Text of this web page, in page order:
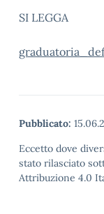
SI LEGGA
Pubblicato:
Eccetto dove
stato rilasciato
Attribuzione 4.0